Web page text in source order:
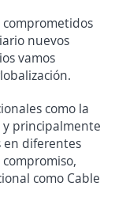
nuevos
vamos
como la
y principalmente
en diferentes
como Cable